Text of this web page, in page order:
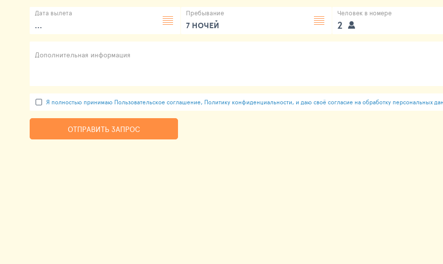
Дата вылета
...
Пребывание
7 НОЧЕЙ
Человек в номере
2
Дополнительная информация
Я полностью принимаю Пользовательское соглашение, Политику конфиденциальности, и даю своё согласие на обработку персональных
ОТПРАВИТЬ ЗАПРОС